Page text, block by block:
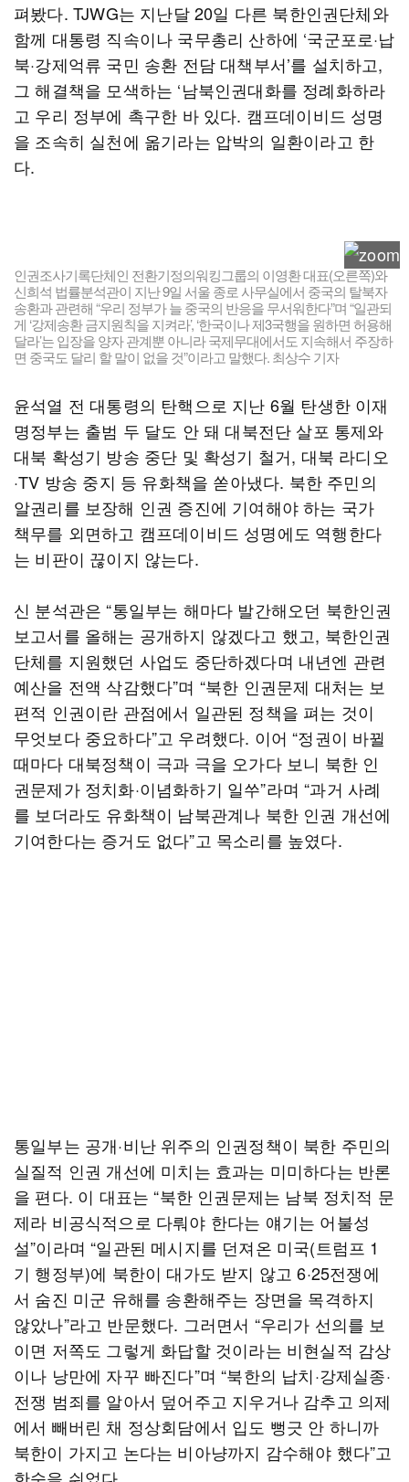
펴봤다. TJWG는 지난달 20일 다른 북한인권단체와
함께 대통령 직속이나 국무총리 산하에 ‘국군포로·납
북·강제억류 국민 송환 전담 대책부서’를 설치하고,
그 해결책을 모색하는 ‘남북인권대화를 정례화하라
고 우리 정부에 촉구한 바 있다. 캠프데이비드 성명
을 조속히 실천에 옮기라는 압박의 일환이라고 한
다.
인권조사기록단체인 전환기정의워킹그룹의 이영환 대표(오른쪽)와
신희석 법률분석관이 지난 9일 서울 종로 사무실에서 중국의 탈북자
송환과 관련해 “우리 정부가 늘 중국의 반응을 무서워한다”며 “일관되
게 ‘강제송환 금지원칙을 지켜라’, ‘한국이나 제3국행을 원하면 허용해
달라’는 입장을 양자 관계뿐 아니라 국제무대에서도 지속해서 주장하
면 중국도 달리 할 말이 없을 것”이라고 말했다. 최상수 기자
윤석열 전 대통령의 탄핵으로 지난 6월 탄생한 이재
명정부는 출범 두 달도 안 돼 대북전단 살포 통제와
대북 확성기 방송 중단 및 확성기 철거, 대북 라디오
·TV 방송 중지 등 유화책을 쏟아냈다. 북한 주민의
알권리를 보장해 인권 증진에 기여해야 하는 국가
책무를 외면하고 캠프데이비드 성명에도 역행한다
는 비판이 끊이지 않는다.
신 분석관은 “통일부는 해마다 발간해오던 북한인권
보고서를 올해는 공개하지 않겠다고 했고, 북한인권
단체를 지원했던 사업도 중단하겠다며 내년엔 관련
예산을 전액 삭감했다”며 “북한 인권문제 대처는 보
편적 인권이란 관점에서 일관된 정책을 펴는 것이
무엇보다 중요하다”고 우려했다. 이어 “정권이 바뀔
때마다 대북정책이 극과 극을 오가다 보니 북한 인
권문제가 정치화·이념화하기 일쑤”라며 “과거 사례
를 보더라도 유화책이 남북관계나 북한 인권 개선에
기여한다는 증거도 없다”고 목소리를 높였다.
통일부는 공개·비난 위주의 인권정책이 북한 주민의
실질적 인권 개선에 미치는 효과는 미미하다는 반론
을 편다. 이 대표는 “북한 인권문제는 남북 정치적 문
제라 비공식적으로 다뤄야 한다는 얘기는 어불성
설”이라며 “일관된 메시지를 던져온 미국(트럼프 1
기 행정부)에 북한이 대가도 받지 않고 6·25전쟁에
서 숨진 미군 유해를 송환해주는 장면을 목격하지
않았나”라고 반문했다. 그러면서 “우리가 선의를 보
이면 저쪽도 그렇게 화답할 것이라는 비현실적 감상
이나 낭만에 자꾸 빠진다”며 “북한의 납치·강제실종·
전쟁 범죄를 알아서 덮어주고 지우거나 감추고 의제
에서 빼버린 채 정상회담에서 입도 뻥긋 안 하니까
북한이 가지고 논다는 비아냥까지 감수해야 했다”고